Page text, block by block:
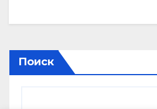
Поиск